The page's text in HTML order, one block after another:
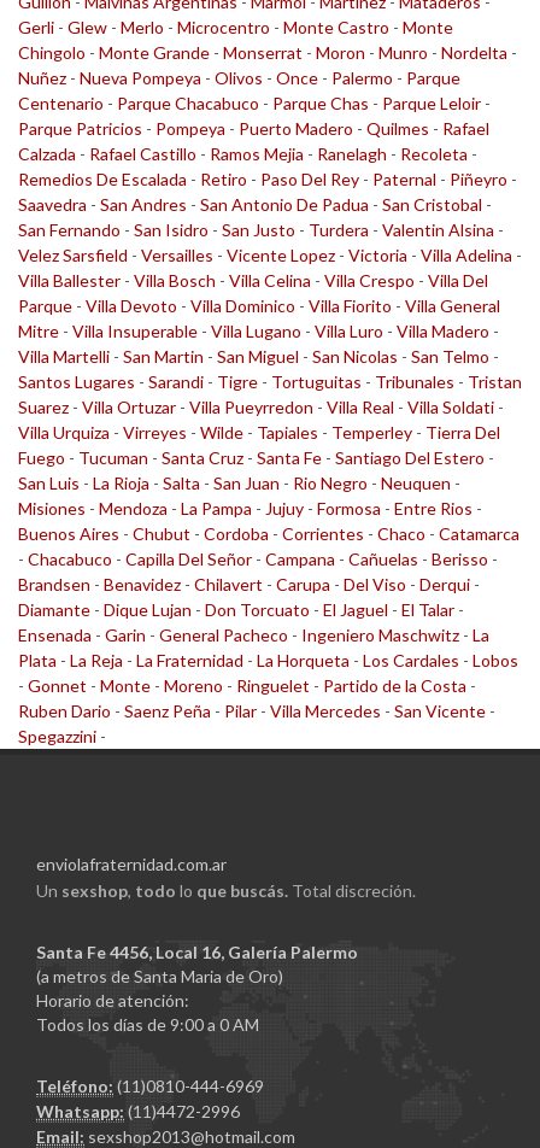
Gerli - Glew - Merlo - Microcentro - Monte Castro - Monte
Chingolo - Monte Grande - Monserrat - Moron - Munro - Nordelta -
Nuñez - Nueva Pompeya - Olivos - Once - Palermo - Parque
Centenario - Parque Chacabuco - Parque Chas - Parque Leloir -
Parque Patricios - Pompeya - Puerto Madero - Quilmes - Rafael
Calzada - Rafael Castillo - Ramos Mejia - Ranelagh - Recoleta -
Remedios De Escalada - Retiro - Paso Del Rey - Paternal - Piñeyro -
Saavedra - San Andres - San Antonio De Padua - San Cristobal -
San Fernando - San Isidro - San Justo - Turdera - Valentin Alsina -
Velez Sarsfield - Versailles - Vicente Lopez - Victoria - Villa Adelina -
Villa Ballester - Villa Bosch - Villa Celina - Villa Crespo - Villa Del
Parque - Villa Devoto - Villa Dominico - Villa Fiorito - Villa General
Mitre - Villa Insuperable - Villa Lugano - Villa Luro - Villa Madero -
Villa Martelli - San Martin - San Miguel - San Nicolas - San Telmo -
Santos Lugares - Sarandi - Tigre - Tortuguitas - Tribunales - Tristan
Suarez - Villa Ortuzar - Villa Pueyrredon - Villa Real - Villa Soldati -
Villa Urquiza - Virreyes - Wilde - Tapiales - Temperley - Tierra Del
Fuego - Tucuman - Santa Cruz - Santa Fe - Santiago Del Estero -
San Luis - La Rioja - Salta - San Juan - Rio Negro - Neuquen -
Misiones - Mendoza - La Pampa - Jujuy - Formosa - Entre Rios -
Buenos Aires - Chubut - Cordoba - Corrientes - Chaco - Catamarca
- Chacabuco - Capilla Del Señor - Campana - Cañuelas - Berisso -
Brandsen - Benavidez - Chilavert - Carupa - Del Viso - Derqui -
Diamante - Dique Lujan - Don Torcuato - El Jaguel - El Talar -
Ensenada - Garin - General Pacheco - Ingeniero Maschwitz - La
Plata - La Reja - La Fraternidad - La Horqueta - Los Cardales - Lobos
- Gonnet - Monte - Moreno - Ringuelet - Partido de la Costa -
Ruben Dario - Saenz Peña - Pilar - Villa Mercedes - San Vicente -
Spegazzini -
enviolafraternidad.com.ar
Un sexshop, todo lo que buscás. Total discreción.
Santa Fe 4456, Local 16, Galería Palermo
(a metros de Santa Maria de Oro)
Horario de atención:
Todos los días de 9:00 a 0 AM
Teléfono: (11)0810-444-6969
Whatsapp: (11)4472-2996
Email: sexshop2013@hotmail.com